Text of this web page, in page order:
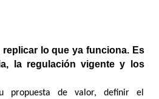
lo que ya funciona. Es
la regulación vigente y los
propuesta de valor, definir el